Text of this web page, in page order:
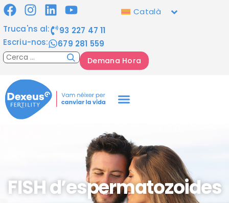
Truca'ns al:
93 227 47 11
Escriu-nos:
679 281 559
Demana Hora
Català
FISH d’espermatozoides